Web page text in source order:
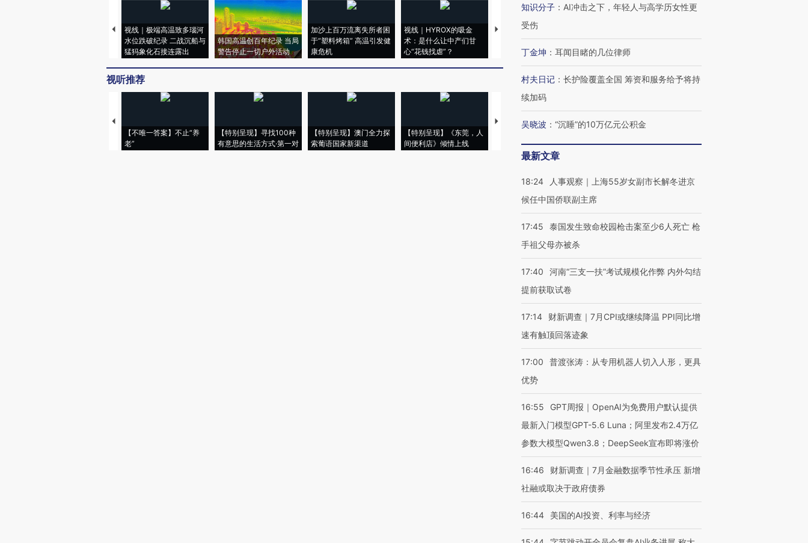
视线｜极端高温致多瑙河
水位跌破纪录 二战沉船与
猛犸象化石接连露出
韩国高温创百年纪录 当局
警告停止一切户外活动
加沙上百万流离失所者困
于“塑料烤箱” 高温引发健
康危机
视线｜HYROX的吸金
术：是什么让中产们甘
心“花钱找虐”？
马航飞行员跨国走私7万
粒摇头丸 尿检体内含3种
度Z世代 用街头抗争将教
育部长拱下台
机”？难民潮撕裂西班牙
视听推荐
【不唯一答案】不止“养
老”
【特别呈现】寻找100种
有意思的生活方式·第一对
【特别呈现】澳门全力探
索葡语国家新渠道
【特别呈现】《东莞，人
间便利店》倾情上线
【推广】走进第四届链博
有意思的生活方式·第三对
住三大增长引擎是什么？
知识分子 ： AI冲击之下，年轻人与高学历女性更
受伤
丁金坤 ： 耳闻目睹的几位律师
村夫日记 ： 长护险覆盖全国 筹资和服务给予将持
续加码
吴晓波 ： “沉睡”的10万亿元公积金
最新文章
18:24
人事观察｜上海55岁女副市长解冬进京
候任中国侨联副主席
17:45
泰国发生致命校园枪击案至少6人死亡 枪
手祖父母亦被杀
17:40
河南“三支一扶”考试规模化作弊 内外勾结
提前获取试卷
17:14
财新调查｜7月CPI或继续降温 PPI同比增
速有触顶回落迹象
17:00
普渡张涛：从专用机器人切入人形，更具
优势
16:55
GPT周报｜OpenAI为免费用户默认提供
最新入门模型GPT-5.6 Luna；阿里发布2.4万亿
参数大模型Qwen3.8；DeepSeek宣布即将涨价
16:46
财新调查｜7月金融数据季节性承压 新增
社融或取决于政府债券
16:44 美国的AI投资、利率与经济